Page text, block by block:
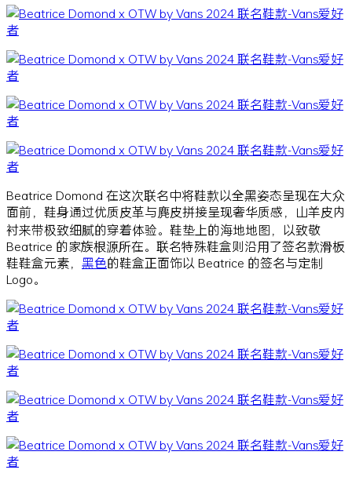
Beatrice Domond 在这次联名中将鞋款以全黑姿态呈现在大众
面前，鞋身通过优质皮革与麂皮拼接呈现奢华质感，山羊皮内
衬来带极致细腻的穿着体验。鞋垫上的海地地图，以致敬
Beatrice 的家族根源所在。联名特殊鞋盒则沿用了签名款滑板
鞋鞋盒元素， 黑色的鞋盒正面饰以 Beatrice 的签名与定制
Logo。